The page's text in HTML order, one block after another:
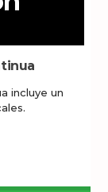
incluye un